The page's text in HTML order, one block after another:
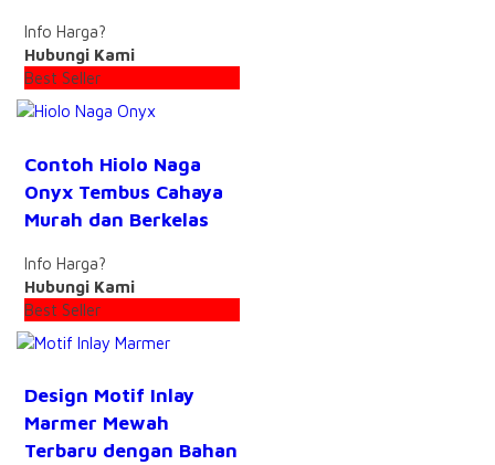
Info Harga?
Hubungi Kami
Best Seller
Contoh Hiolo Naga
Onyx Tembus Cahaya
Murah dan Berkelas
Info Harga?
Hubungi Kami
Best Seller
Design Motif Inlay
Marmer Mewah
Terbaru dengan Bahan